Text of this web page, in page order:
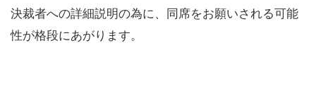
決裁者への詳細説明の為に、同席をお願いされる可能
性が格段にあがります。